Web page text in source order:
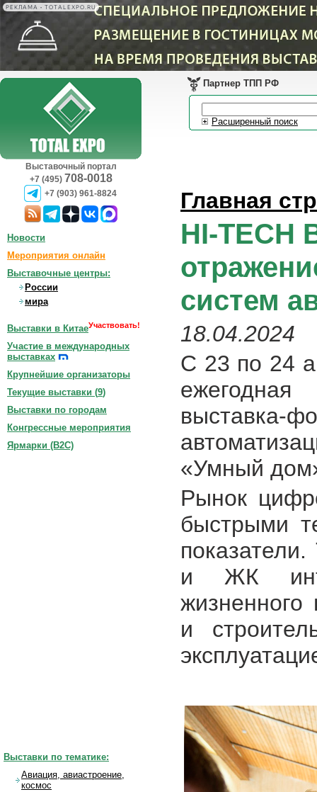
РЕКЛАМА • TOTALEXPO.RU
Выставочный портал
+7 (495) 708-0018
+7 (903) 961-8824
Партнер ТПП РФ
Расширенный поиск
Главная
HI-TECH
систем
18.04.2024
С 23 по 24
«Умный
Рынок
быстрыми
и ЖК
жизненного
и
Новости
Мероприятия онлайн
Выставочные центры:
России
мира
Выставки в КитаеУчаствовать!
Участие в международных
выставках
Крупнейшие организаторы
Текущие выставки (9)
Выставки по городам
Конгрессные мероприятия
Ярмарки (B2C)
Выставки по тематике:
Авиация, авиастроение,
космос